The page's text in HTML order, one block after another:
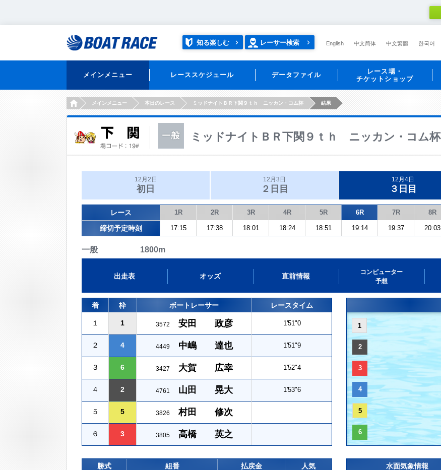
知る楽しむ レーサー検索 English 中文简体 中文繁體 한국어
メインメニュー レーススケジュール データファイル
レース場・
チケットショップ
HOMEメインメニュー 本日のレース ミッドナイトＢＲ下関９ｔｈ ニッカン・コム杯 結果
ミッドナイトＢＲ下関９ｔｈ ニッカン・コム杯
12月2日
初日
12月3日
２日目
12月4日
３日目
レース 1R 2R 3R 4R 5R 6R 7R 8R
締切予定時刻 17:15 17:38 18:01 18:24 18:51 19:14 19:37 20:03
一般 1800m
出走表 オッズ 直前情報
コンピューター
予想
着 枠 ボートレーサー レースタイム
１ 1 3572 安田 政彦 1'51"0
２ 4 4449 中嶋 達也 1'51"9
３ 6 3427 大賀 広幸 1'52"4
４ 2 4761 山田 晃大 1'53"6
５ 5 3826 村田 修次
６ 3 3805 高橋 英之
1
2
3
4
5
6
勝式 組番 払戻金 人気 水面気象情報